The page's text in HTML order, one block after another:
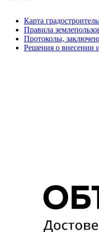
Карта
Правила
Протоколы,
Решения о внесении